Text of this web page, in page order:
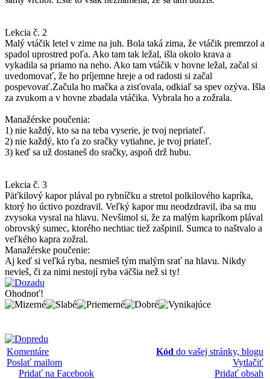
Lekcia č. 2
Malý vtáčik letel v zime na juh. Bola taká zima, že vtáčik premrzol a
spadol uprostred poľa. Ako tam tak ležal, išla okolo krava a
vykadila sa priamo na neho. Ako tam vtáčik v hovne ležal, začal si
uvedomovať, že ho príjemne hreje a od radosti si začal
pospevovať.Začula ho mačka a zisťovala, odkiaľ sa spev ozýva. Išla
za zvukom a v hovne zbadala vtáčika. Vybrala ho a zožrala.
Manažérske poučenia:
1) nie každý, kto sa na teba vyserie, je tvoj nepriateľ.
2) nie každý, kto ťa zo sračky vytiahne, je tvoj priateľ.
3) keď sa už dostaneš do sračky, aspoň drž hubu.
Lekcia č. 3
Päťkilový kapor plával po rybníčku a stretol polkilového kapríka,
ktorý ho úctivo pozdravil. Veľký kapor mu neodzdravil, iba sa mu
zvysoka vysral na hlavu. Nevšimol si, že za malým kapríkom plával
obrovský sumec, ktorého nechtiac tiež zašpinil. Sumca to naštvalo a
veľkého kapra zožral.
Manažérske poučenie:
Aj keď si veľká ryba, nesmieš tým malým srať na hlavu. Nikdy
nevieš, či za nimi nestojí ryba väčšia než si ty!
Ohodnoť!
Komentáre
Poslať mailom
Pridať na Facebook
Kód do vašej stránky, blogu
Vytlačiť
Pridať obsah